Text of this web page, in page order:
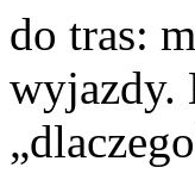
do tras:
wyjazdy.